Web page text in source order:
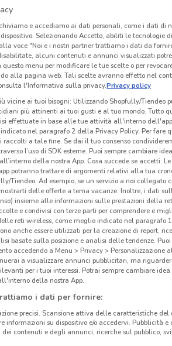
o nazionali. Verifica l’accuratezza
e accediamo ai dati personali, come i dati di
Selezionando Accetto, abiliti le tecnologie
voce "Noi e i nostri partner trattiamo i dati da
alcuni contenuti e annunci visualizzati
menu per modificare le tue scelte o per
alla pagina web. Tali scelte avranno effetto nel
l'Informativa sulla privacy.Privacy policy
vicine ai tuoi bisogni: Utilizzando Shopfully/Tiendeo
più attinenti ai tuoi gusti e al tuo mondo. Tutto
effettuate in base alle tue attività all'interno
nel paragrafo 2 della Privacy Policy. Per fare
raccolti a tale fine. Se dai il tuo consenso
l’uso di SDK esterne. Puoi sempre cambiare
della nostra App. Cosa succede se accetti:
potranno trattare di argomenti relativi alla tua
Tiendeo. Ad esempio, se un servizio a noi collegato
delle offerte a tema vacanze. Inoltre, i dati
insieme alle informazioni sulle prestazioni della
e condivisi con terze parti per comprendere e
reti wireless, come meglio indicato nel paragrafo
anche essere utilizzati per la creazione di report,
basate sulla posizione e analisi delle tendenze.
accedendo a Menu > Privacy > Personalizzazione
a visualizzare annunci pubblicitari, ma
per i tuoi interessi. Potrai sempre cambiare
della nostra App.
i dati per fornire:
precisi. Scansione attiva delle caratteristiche del
informazioni su dispositivo e/o accedervi. Pubblicità e
contenuti e degli annunci, ricerche sul pubblico,